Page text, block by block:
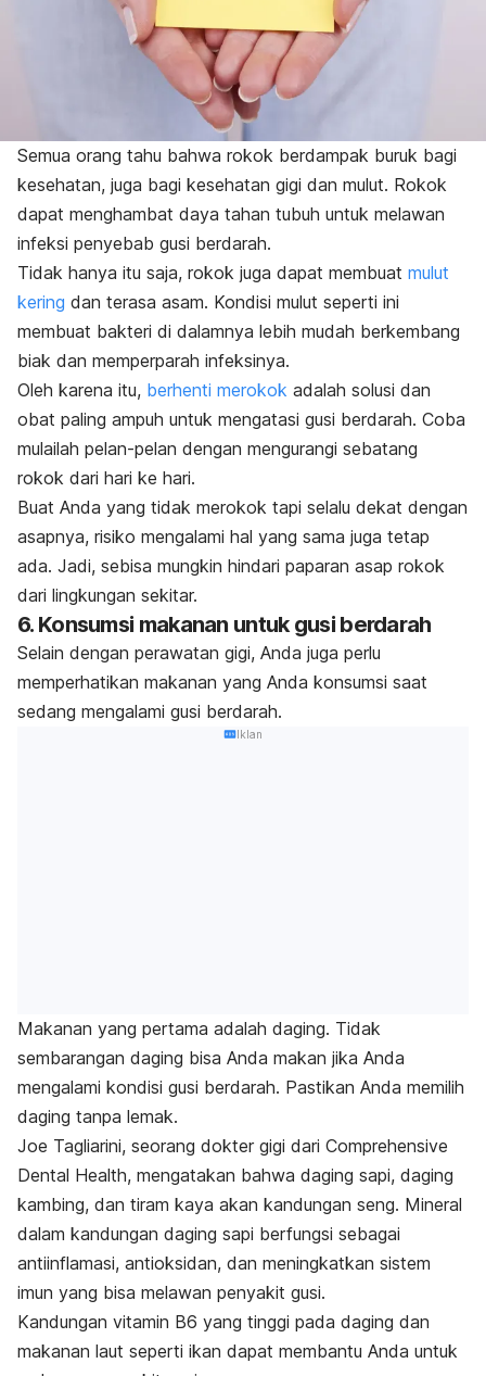
Semua orang tahu bahwa rokok berdampak buruk bagi
kesehatan, juga bagi kesehatan gigi dan mulut. Rokok
dapat menghambat daya tahan tubuh untuk melawan
infeksi penyebab gusi berdarah.
Tidak hanya itu saja, rokok juga dapat membuat mulut
kering dan terasa asam. Kondisi mulut seperti ini
membuat bakteri di dalamnya lebih mudah berkembang
biak dan memperparah infeksinya.
Oleh karena itu, berhenti merokok adalah solusi dan
obat paling ampuh untuk mengatasi gusi berdarah. Coba
mulailah pelan-pelan dengan mengurangi sebatang
rokok dari hari ke hari.
Buat Anda yang tidak merokok tapi selalu dekat dengan
asapnya, risiko mengalami hal yang sama juga tetap
ada. Jadi, sebisa mungkin hindari paparan asap rokok
dari lingkungan sekitar.
6. Konsumsi makanan untuk gusi berdarah
Selain dengan perawatan gigi, Anda juga perlu
memperhatikan makanan yang Anda konsumsi saat
sedang mengalami gusi berdarah.
Iklan
Makanan yang pertama adalah daging. Tidak
sembarangan daging bisa Anda makan jika Anda
mengalami kondisi gusi berdarah. Pastikan Anda memilih
daging tanpa lemak.
Joe Tagliarini, seorang dokter gigi dari Comprehensive
Dental Health, mengatakan bahwa daging sapi, daging
kambing, dan tiram kaya akan kandungan seng. Mineral
dalam kandungan daging sapi berfungsi sebagai
antiinflamasi, antioksidan, dan meningkatkan sistem
imun yang bisa melawan penyakit gusi.
Kandungan vitamin B6 yang tinggi pada daging dan
makanan laut seperti ikan dapat membantu Anda untuk